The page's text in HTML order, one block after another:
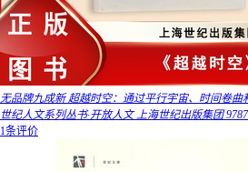
无品牌九成新 超越时空：通过平行宇宙、时间卷
世纪人文系列丛书·开放人文 上海世纪出版集团
1条评价